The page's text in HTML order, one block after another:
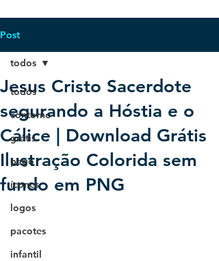
Post
todos
contorno
grátis
pago
ícones
logos
pacotes
infantil
todos
Jesus Cristo Sacerdote
segurando a Hóstia e o
Cálice | Download Grátis
Ilustração Colorida sem
fundo em PNG